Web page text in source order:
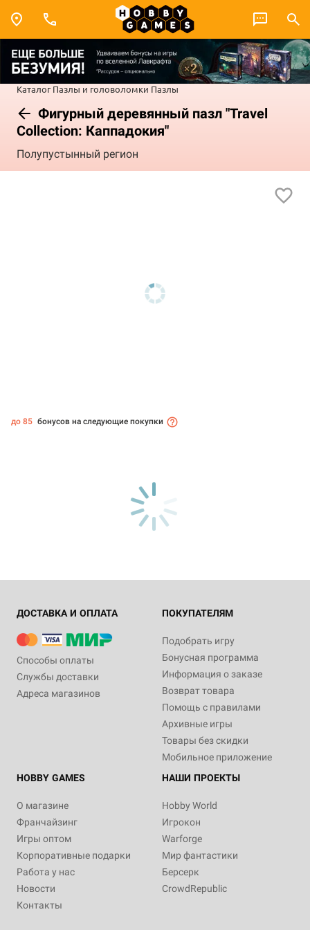
Каталог Пазлы и головоломки Пазлы
Фигурный деревянный пазл "Travel
Collection: Каппадокия"
Полупустынный регион
до 85 бонусов на следующие покупки
ДОСТАВКА И ОПЛАТА
Способы оплаты
Службы доставки
Адреса магазинов
ПОКУПАТЕЛЯМ
Подобрать игру
Бонусная программа
Информация о заказе
Возврат товара
Помощь с правилами
Архивные игры
Товары без скидки
Мобильное приложение
HOBBY GAMES
О магазине
Франчайзинг
Игры оптом
Корпоративные подарки
Работа у нас
Новости
Контакты
НАШИ ПРОЕКТЫ
Hobby World
Игрокон
Warforge
Мир фантастики
Берсерк
CrowdRepublic